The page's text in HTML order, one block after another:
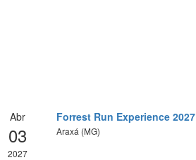
Abr
03
2027
Forrest Run Experience 2027
Araxá (MG)